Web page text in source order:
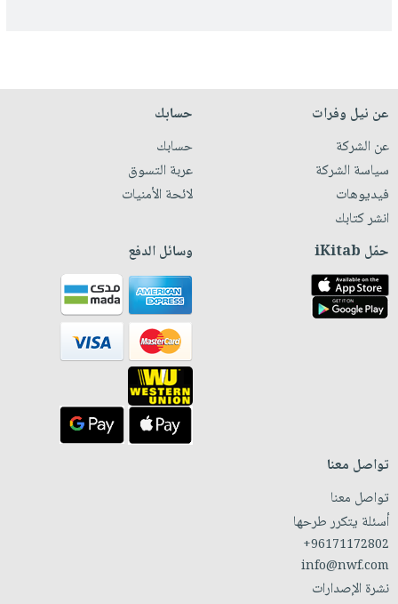
عن نيل وفرات
عن الشركة
سياسة الشركة
فيديوهات
انشر كتابك
حسابك
حسابك
عربة التسوق
لائحة الأمنيات
حمّل iKitab وسائل الدفع
تواصل معنا
تواصل معنا
أسئلة يتكرر طرحها
+96171172802
info@nwf.com
نشرة الإصدارات